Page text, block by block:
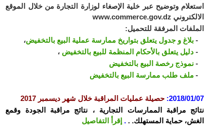
استعلام وتوضيح عبر خلية الإصغاء لوزارة التجارة من خلال الموقع
الالكتروني www.commerce.gov.dz
الملفات المرفقة للتحميل:
- بلاغ و جدول يتعلق بتواريخ ممارسة عملية البيع بالتخفيض،
- دليل يتعلق بالأحكام المنظمة للبيع بالتخفيض ،
- نموذج رخصة البيع بالتخفيض
- ملف طلب ممارسة البيع بالتخفيض
2018/01/07
: حصيلة عمليات المراقبة خلال شهر ديسمبر 2017
نتائج مراقبة الممارسات التجارية ، نتائج مراقبة الجودة وقمع
الغش، حماية المستهلك. . . إقرأ التفاصيل